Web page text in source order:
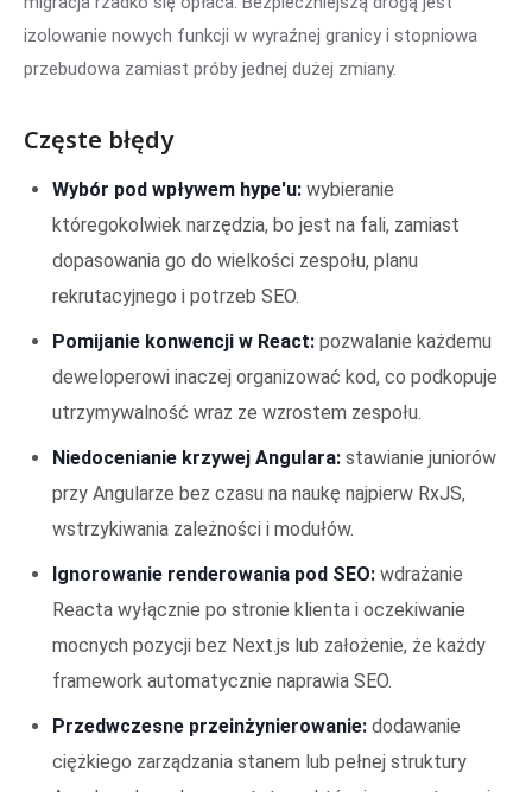
izolowanie nowych funkcji w wyraźnej granicy i stopniowa
przebudowa zamiast próby jednej dużej zmiany.
Częste błędy
Wybór pod wpływem hype'u: wybieranie
któregokolwiek narzędzia, bo jest na fali, zamiast
dopasowania go do wielkości zespołu, planu
rekrutacyjnego i potrzeb SEO.
Pomijanie konwencji w React: pozwalanie każdemu
deweloperowi inaczej organizować kod, co podkopuje
utrzymywalność wraz ze wzrostem zespołu.
Niedocenianie krzywej Angulara: stawianie juniorów
przy Angularze bez czasu na naukę najpierw RxJS,
wstrzykiwania zależności i modułów.
Ignorowanie renderowania pod SEO: wdrażanie
Reacta wyłącznie po stronie klienta i oczekiwanie
mocnych pozycji bez Next.js lub założenie, że każdy
framework automatycznie naprawia SEO.
Przedwczesne przeinżynierowanie: dodawanie
ciężkiego zarządzania stanem lub pełnej struktury